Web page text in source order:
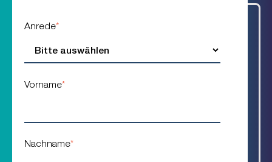
Anrede*
Vorname*
Nachname*